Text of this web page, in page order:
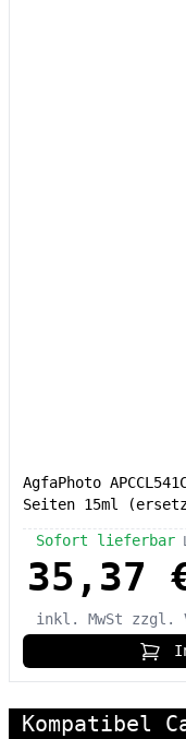
AgfaPhoto
Seiten 15ml
Sofort lieferbar
35,37
inkl. MwSt
zzgl.
Kompatibel